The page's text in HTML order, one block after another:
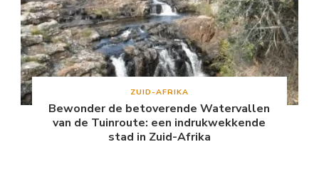
ZUID-AFRIKA
Bewonder de betoverende Watervallen
van de Tuinroute: een indrukwekkende
stad in Zuid-Afrika